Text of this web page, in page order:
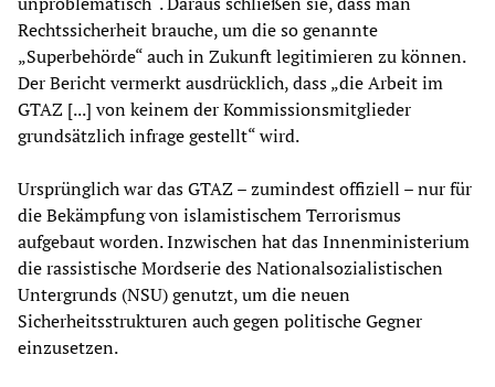
Rechtssicherheit brauche, um die so genannte
„Superbehörde“ auch in Zukunft legitimieren zu können.
Der Bericht vermerkt ausdrücklich, dass „die Arbeit im
GTAZ [...] von keinem der Kommissionsmitglieder
grundsätzlich infrage gestellt“ wird.
Ursprünglich war das GTAZ – zumindest offiziell – nur für
die Bekämpfung von islamistischem Terrorismus
aufgebaut worden. Inzwischen hat das Innenministerium
die rassistische Mordserie des Nationalsozialistischen
Untergrunds (NSU) genutzt, um die neuen
Sicherheitsstrukturen auch gegen politische Gegner
einzusetzen.